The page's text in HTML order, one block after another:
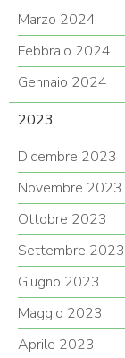
Marzo 2024
Febbraio 2024
Gennaio 2024
2023
Dicembre 2023
Novembre 2023
Ottobre 2023
Settembre 2023
Giugno 2023
Maggio 2023
Aprile 2023